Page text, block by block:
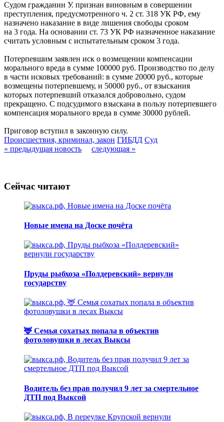
Судом гражданин У. признан виновным в совершении
преступления, предусмотренного ч. 2 ст. 318 УК РФ, ему
назначено наказание в виде лишения свободы сроком
на 3 года. На основании ст. 73 УК РФ назначенное наказание
считать условным с испытательным сроком 3 года.
Потерпевшим заявлен иск о возмещении компенсации
морального вреда в сумме 100000 руб. Производство по делу
в части исковых требований: в сумме 20000 руб., которые
возмещены потерпевшему, и 50000 руб., от взыскания
которых потерпевший отказался добровольно, судом
прекращено. С подсудимого взыскана в пользу потерпевшего
компенсация морального вреда в сумме 30000 рублей.
Приговор вступил в законную силу.
Происшествия, криминал, закон ГИБДД Суд
« предыдущая новость
следующая »
Сейчас читают
Новые имена на Доске почёта
Пруды рыбхоза «Полдеревский» вернули
государству
🦌 Семья сохатых попала в объектив
фотоловушки в лесах Выксы
Водитель без прав получил 9 лет за смертельное
ДТП под Выксой